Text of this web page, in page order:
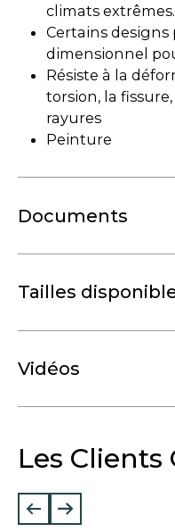
climats extrêmes.
Certains
dimensionnel
Résiste à la
torsion, la
rayures
Peinture
Documents
Tailles
Vidéos
Les Clients